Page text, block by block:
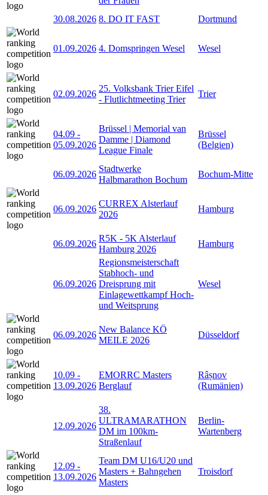
30.08.2026 8. DO IT FAST Dortmund
01.09.2026 4. Domspringen Wesel Wesel
02.09.2026
25. Volksbank Trier Eifel
- Flutlichtmeeting Trier
Trier
04.09 -
05.09.2026
Brüssel | Memorial van
Damme | Diamond
League Finale
Brüssel
(Belgien)
06.09.2026
Stadtwerke
Halbmarathon Bochum
Bochum-Mitte
06.09.2026
CURREX Alsterlauf
2026
Hamburg
06.09.2026
R5K - 5K Alsterlauf
Hamburg 2026
Hamburg
06.09.2026
Regionsmeisterschaft
Stabhoch- und
Dreisprung mit
Einlagewettkampf Hoch-
und Weitsprung
Wesel
06.09.2026
New Balance KÖ
MEILE 2026
Düsseldorf
10.09 -
13.09.2026
EMORRC Masters
Berglauf
Râșnov
(Rumänien)
12.09.2026
38.
ULTRAMARATHON
DM im 100km-
Straßenlauf
Berlin-
Wartenberg
12.09 -
13.09.2026
Team DM U16/U20 und
Masters + Bahngehen
Masters
Troisdorf